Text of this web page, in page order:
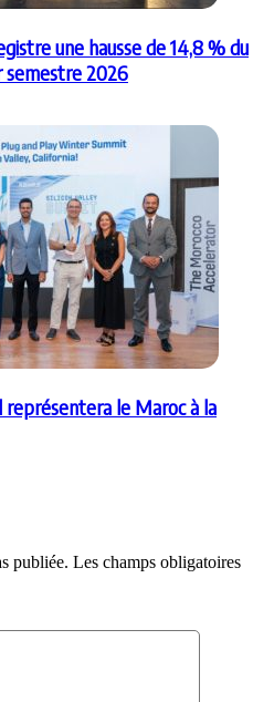
une hausse de 14,8 % du
semestre 2026
le Maroc à la
publiée. Les champs obligatoires